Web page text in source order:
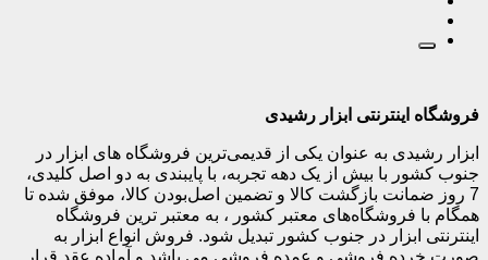
فروشگاه اینترنتی ابزار رشیدی
ابزار رشیدی به عنوان یکی از قدیمی‌ترین فروشگاه های ابزار در
جنوب کشور با بیش از یک دهه تجربه، با پایبندی به دو اصل کلیدی،
7 روز ضمانت بازگشت کالا و تضمین اصل‌بودن کالا، موفق شده تا
همگام با فروشگاه‌های معتبر کشور ، به معتبر ترین فروشگاه
اینترنتی ابزار در جنوب کشور تبدیل شود. فروش انواع ابزار به
صورت خرده فروشی و عمده فروشی می باشد و آماده عقد قرار